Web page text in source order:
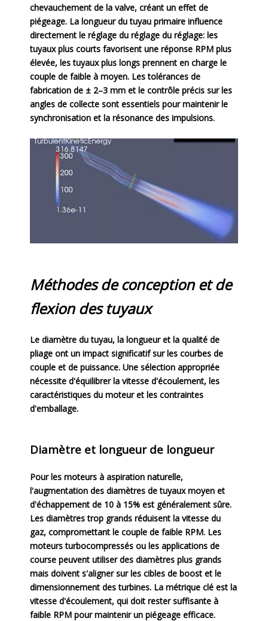
chevauchement de la valve, créant un effet de
piégeage. La longueur du tuyau primaire influence
directement le réglage du réglage du réglage: les
tuyaux plus courts favorisent une réponse RPM plus
élevée, les tuyaux plus longs prennent en charge le
couple de faible à moyen. Les tolérances de
fabrication de ± 2–3 mm et le contrôle précis sur les
angles de collecte sont essentiels pour maintenir le
synchronisation et la résonance des impulsions.
Méthodes de conception et de
flexion des tuyaux
Le diamètre du tuyau, la longueur et la qualité de
pliage ont un impact significatif sur les courbes de
couple et de puissance. Une sélection appropriée
nécessite d'équilibrer la vitesse d'écoulement, les
caractéristiques du moteur et les contraintes
d'emballage.
Diamètre et longueur de longueur
Pour les moteurs à aspiration naturelle,
l'augmentation des diamètres de tuyaux moyen et
d'échappement de 10 à 15% est généralement sûre.
Les diamètres trop grands réduisent la vitesse du
gaz, compromettant le couple de faible RPM. Les
moteurs turbocompressés ou les applications de
course peuvent utiliser des diamètres plus grands
mais doivent s'aligner sur les cibles de boost et le
dimensionnement des turbines. La métrique clé est la
vitesse d'écoulement, qui doit rester suffisante à
faible RPM pour maintenir un piégeage efficace.